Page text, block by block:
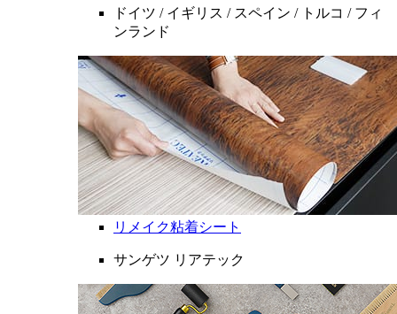
ドイツ / イギリス / スペイン / トルコ / フィ
ンランド
リメイク粘着シート
サンゲツ リアテック